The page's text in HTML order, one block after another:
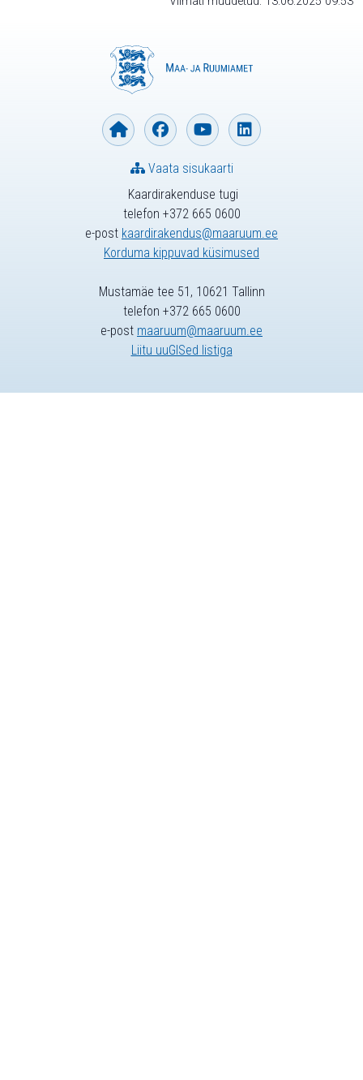
Kaardirakenduse tugi
telefon +372 665 0600
e-post kaardirakendus@maaruum.ee
Korduma kippuvad küsimused
Vaata sisukaarti
Mustamäe tee 51, 10621 Tallinn
telefon +372 665 0600
e-post maaruum@maaruum.ee
Liitu uuGISed listiga